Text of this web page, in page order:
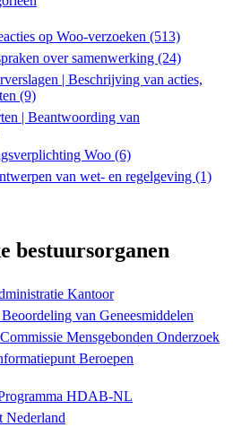
op Woo-verzoeken (513)
over samenwerking (24)
| Beschrijving van acties,
(9)
| Beantwoording van
Woo (6)
van wet- en regelgeving (1)
bestuursorganen
Kantoor
van Geneesmiddelen
Mensgebonden Onderzoek
Beroepen
HDAB-NL
Nederland